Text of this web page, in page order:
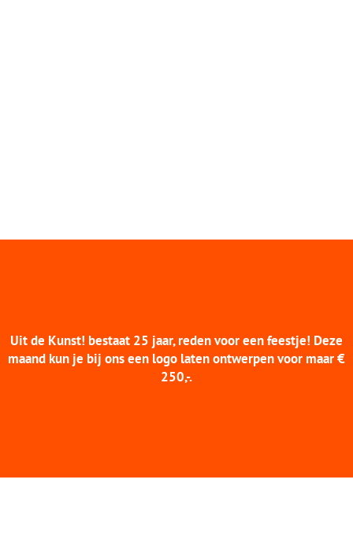
Uit de Kunst! bestaat 25 jaar, reden voor een feestje! Deze
maand kun je bij ons een logo laten ontwerpen voor maar €
250,-.